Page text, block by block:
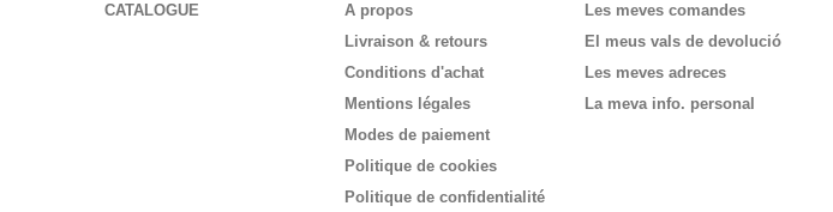
CATALOGUE
A propos
Livraison & retours
Conditions d'achat
Mentions légales
Modes de paiement
Politique de cookies
Politique de confidentialité
Les meves comandes
El meus vals de devolució
Les meves adreces
La meva info. personal